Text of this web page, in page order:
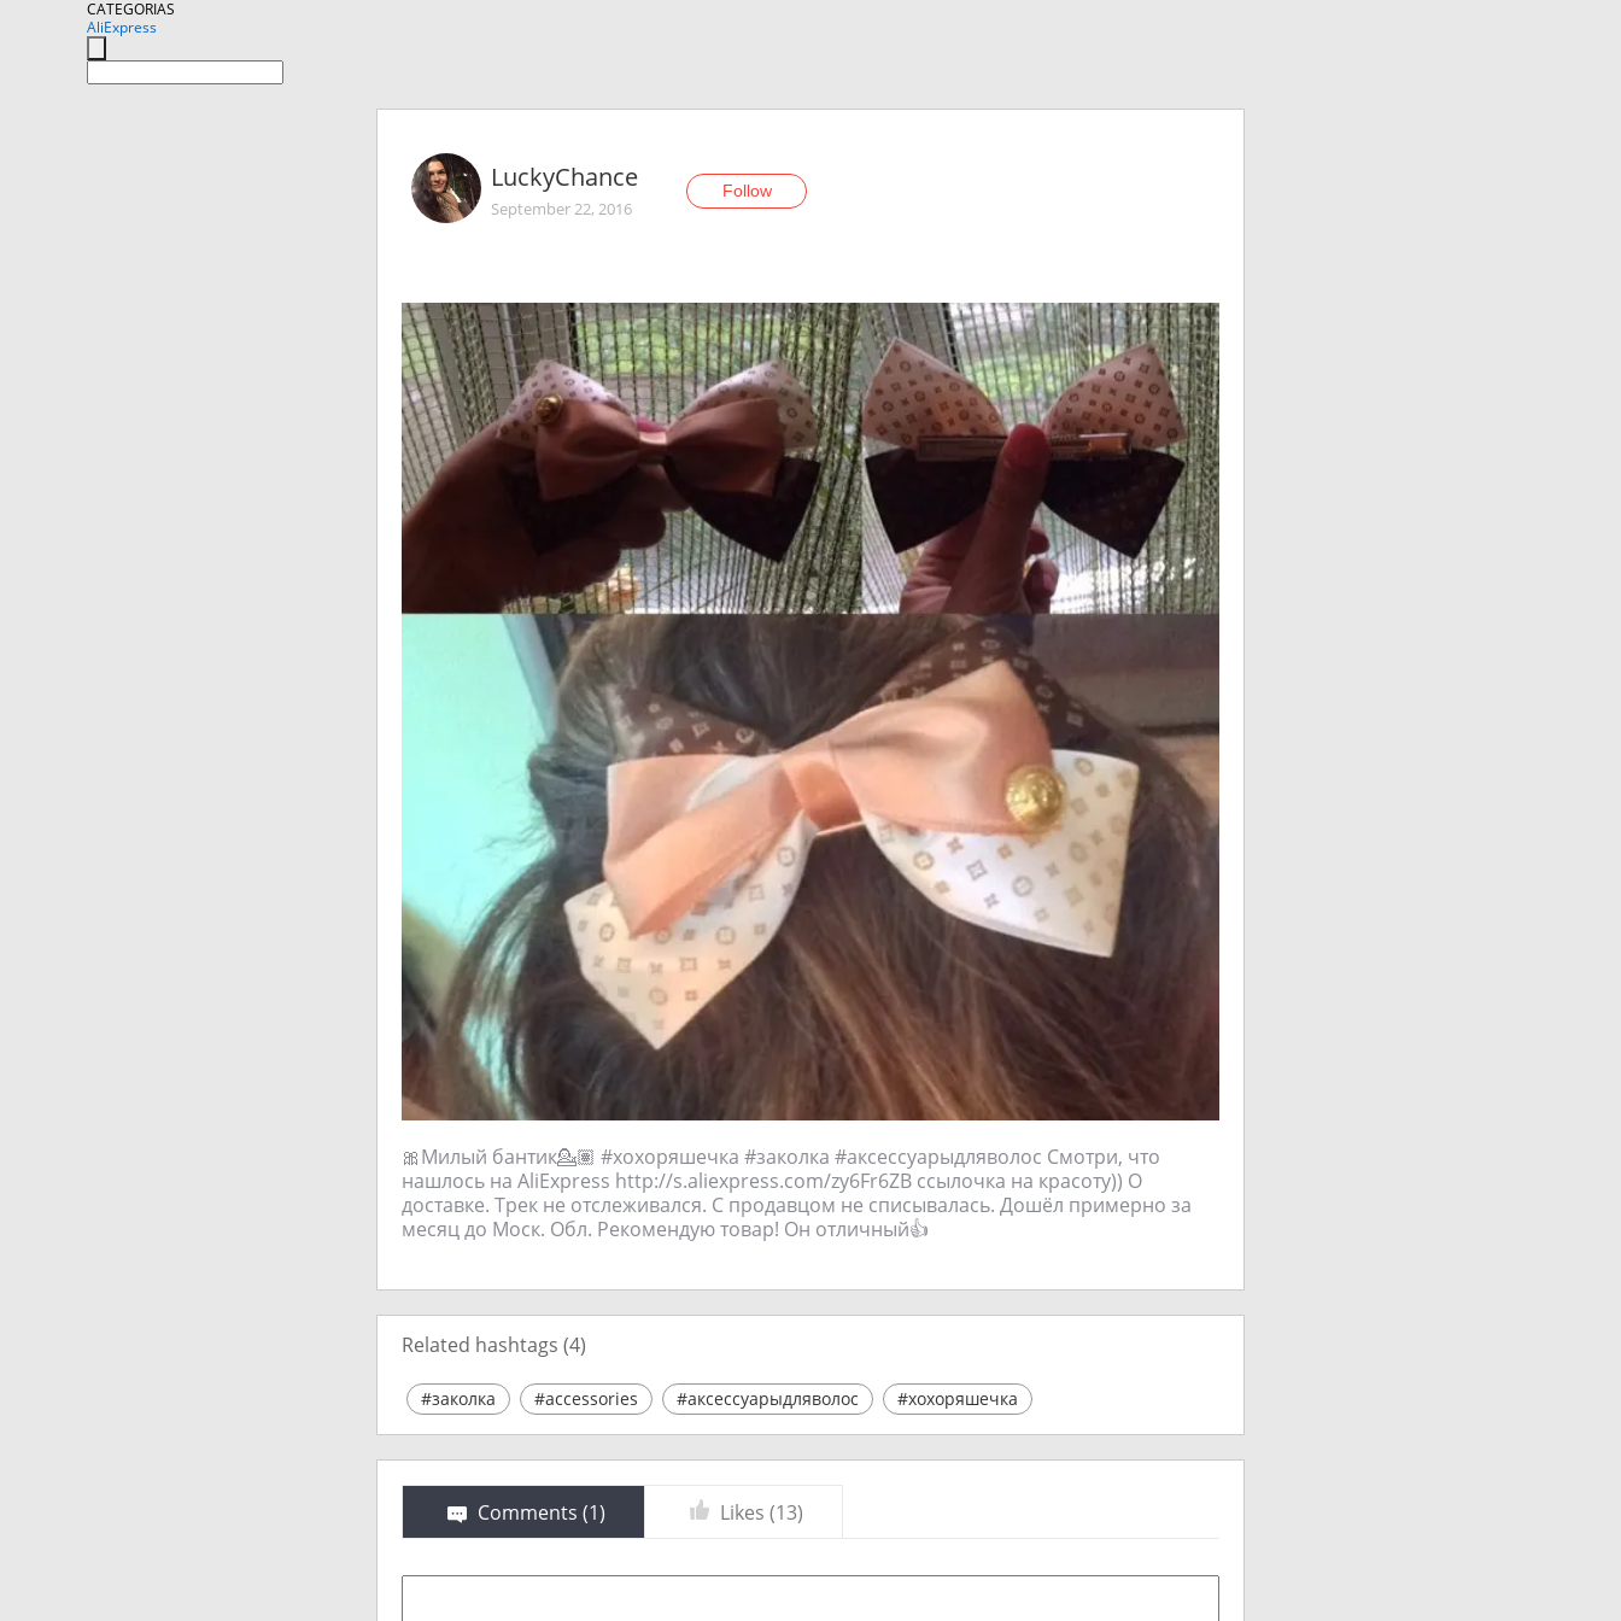
CATEGORIAS
AliExpress
LuckyChаnce
September 22, 2016
Follow
🎀Милый бантик💁🏽 #хохоряшечка #заколка #аксессуарыдляволос Смотри, что
нашлось на AliExpress http://s.aliexpress.com/zy6Fr6ZB ссылочка на красоту)) О
доставке. Трек не отслеживался. С продавцом не списывалась. Дошёл примерно за
месяц до Моск. Обл. Рекомендую товар! Он отличный👍
Related hashtags (4)
#заколка #accessories #аксессуарыдляволос #хохоряшечка
Comments (1) Likes (13)